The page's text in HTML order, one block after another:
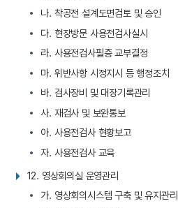
나. 착공전 설계도면검토 및 승인
다. 현장방문 사용전검사실시
라. 사용전검사필증 교부결정
마. 위반사항 시정지시 등 행정조치
바. 검사장비 및 대장기록관리
사. 재검사 및 보완통보
아. 사용전검사 현황보고
자. 사용전검사 교육
12. 영상회의실 운영관리
가. 영상회의시스템 구축 및 유지관리